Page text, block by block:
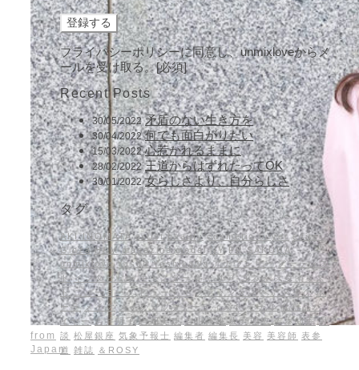
from
Japan
プライバシーポリシーに同意し、unmixloveからメ
ールを受け取る。[必須]
Recent Posts
30/05/2022 矛盾のない生き方を
30/04/2022 何でも面白がりたい
15/03/2022 心惹かれるままに
28/02/2022 王道からはずれたってOK
30/01/2022 女らしさより、自分らしさ
タグ
AKI INOMATA artist beauty cosmetic buyer editor
Ginza H&M magazine model NY PR SAKURA
unmixlove Yasuo Yoshikawa アナウンサー アーティス
ト インタビュー キャスター キャリア コスメ スタイリス
ト ニューヨーク ビューティ ファッション ヘアメイク ポ
ーラ メイク メイクアップアーティスト モデル 化粧品バ
イヤー 吉井明子 吉岡美穂 吉川康雄 大野理恵 寺本知香 対
談 松屋銀座 気象予報士 編集者 編集長 美容 美容師 表参
道 雑誌 ＆ROSY